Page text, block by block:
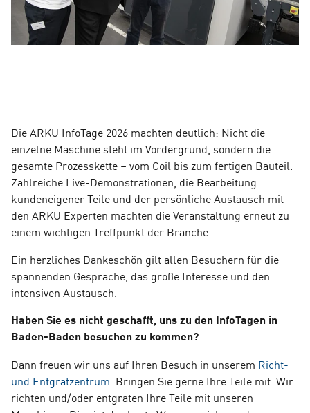
Die ARKU InfoTage 2026 machten deutlich: Nicht die
einzelne Maschine steht im Vordergrund, sondern die
gesamte Prozesskette – vom Coil bis zum fertigen Bauteil.
Zahlreiche Live-Demonstrationen, die Bearbeitung
kundeneigener Teile und der persönliche Austausch mit
den ARKU Experten machten die Veranstaltung erneut zu
einem wichtigen Treffpunkt der Branche.
Ein herzliches Dankeschön gilt allen Besuchern für die
spannenden Gespräche, das große Interesse und den
intensiven Austausch.
Haben Sie es nicht geschafft, uns zu den InfoTagen in
Baden-Baden besuchen zu kommen?
Dann freuen wir uns auf Ihren Besuch in unserem Richt-
und Entgratzentrum . Bringen Sie gerne Ihre Teile mit. Wir
richten und/oder entgraten Ihre Teile mit unseren